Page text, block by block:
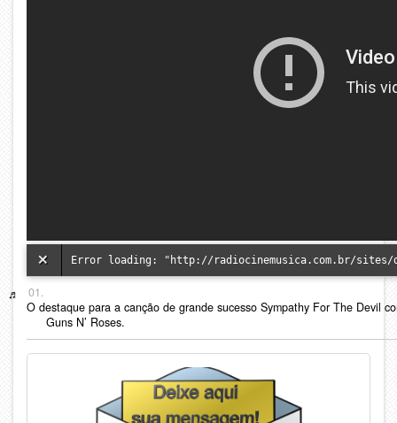
O destaque para a canção de grande sucesso Sympathy For The Devil
Guns N’ Roses.